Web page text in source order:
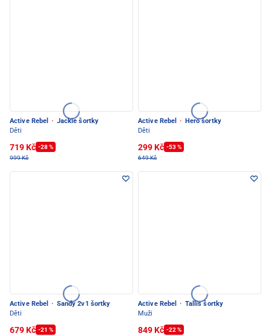
Active Rebel · Jackie šortky
Děti
719 Kč -28 %
999 Kč
Active Rebel ·
Hero šortky
Děti
299 Kč -53 %
649 Kč
Active Rebel · Sandy 2v1 šortky
Děti
679 Kč -21 %
Active Rebel · Tallis šortky
Muži
849 Kč -22 %